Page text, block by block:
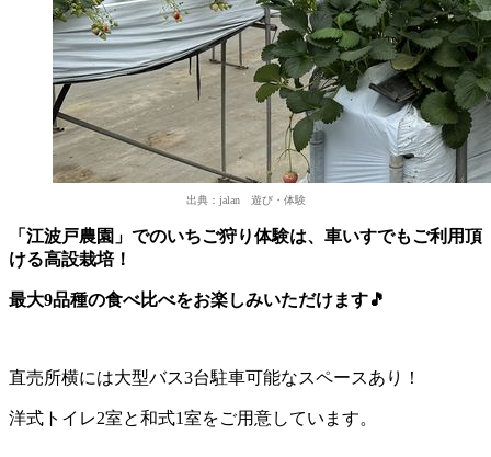
出典：jalan 遊び・体験
「江波戸農園」でのいちご狩り体験は、車いすでもご利用頂
ける高設栽培！
最大9品種の食べ比べをお楽しみいただけます🎵
直売所横には大型バス3台駐車可能なスペースあり！
洋式トイレ2室と和式1室をご用意しています。